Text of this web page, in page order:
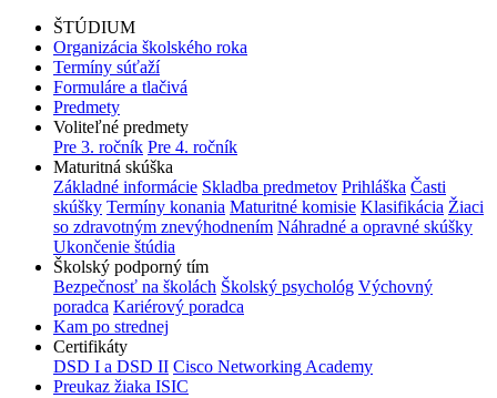
ŠTÚDIUM
Organizácia školského roka
Termíny súťaží
Formuláre a tlačivá
Predmety
Voliteľné predmety
Pre 3. ročník Pre 4. ročník
Maturitná skúška
Základné informácie Skladba predmetov Prihláška Časti
skúšky Termíny konania Maturitné komisie Klasifikácia Žiaci
so zdravotným znevýhodnením Náhradné a opravné skúšky
Ukončenie štúdia
Školský podporný tím
Bezpečnosť na školách Školský psychológ Výchovný
poradca Kariérový poradca
Kam po strednej
Certifikáty
DSD I a DSD II Cisco Networking Academy
Preukaz žiaka ISIC